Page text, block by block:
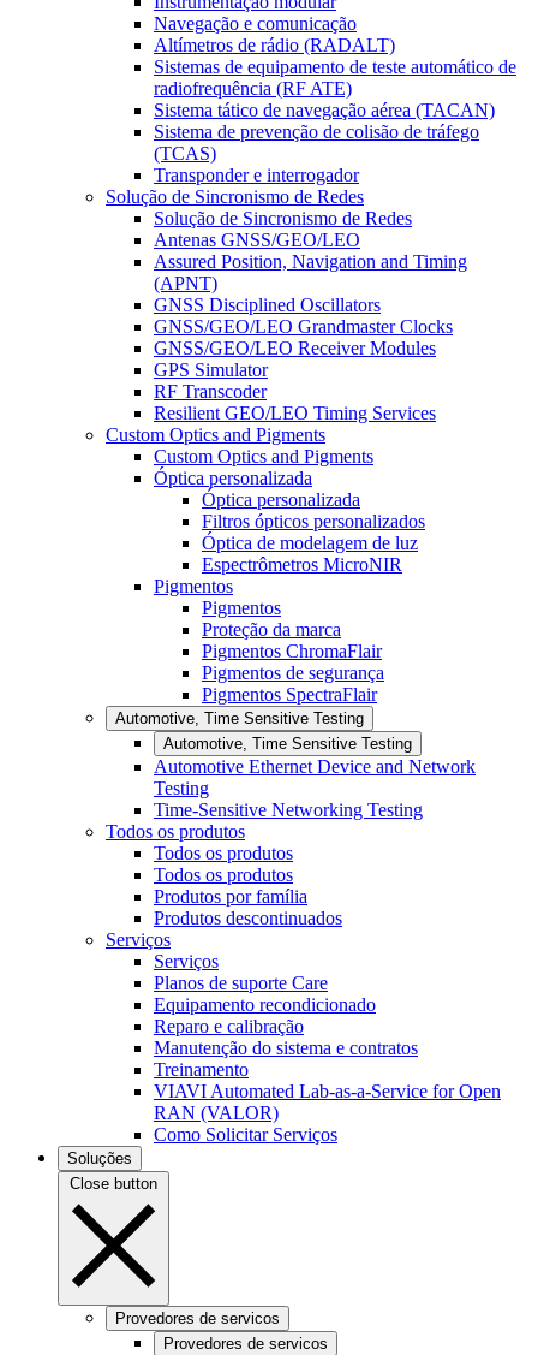
Navegação e comunicação
Altímetros de rádio (RADALT)
Sistemas de equipamento de teste automático de
radiofrequência (RF ATE)
Sistema tático de navegação aérea (TACAN)
Sistema de prevenção de colisão de tráfego
(TCAS)
Transponder e interrogador
Solução de Sincronismo de Redes
Solução de Sincronismo de Redes
Antenas GNSS/GEO/LEO
Assured Position, Navigation and Timing
(APNT)
GNSS Disciplined Oscillators
GNSS/GEO/LEO Grandmaster Clocks
GNSS/GEO/LEO Receiver Modules
GPS Simulator
RF Transcoder
Resilient GEO/LEO Timing Services
Custom Optics and Pigments
Custom Optics and Pigments
Óptica personalizada
Óptica personalizada
Filtros ópticos personalizados
Óptica de modelagem de luz
Espectrômetros MicroNIR
Pigmentos
Pigmentos
Proteção da marca
Pigmentos ChromaFlair
Pigmentos de segurança
Pigmentos SpectraFlair
Automotive, Time Sensitive Testing
Automotive, Time Sensitive Testing
Automotive Ethernet Device and Network
Testing
Time-Sensitive Networking Testing
Todos os produtos
Todos os produtos
Todos os produtos
Produtos por família
Produtos descontinuados
Serviços
Serviços
Planos de suporte Care
Equipamento recondicionado
Reparo e calibração
Manutenção do sistema e contratos
Treinamento
VIAVI Automated Lab-as-a-Service for Open
RAN (VALOR)
Como Solicitar Serviços
Soluções
Close button
Provedores de servicos
Provedores de servicos